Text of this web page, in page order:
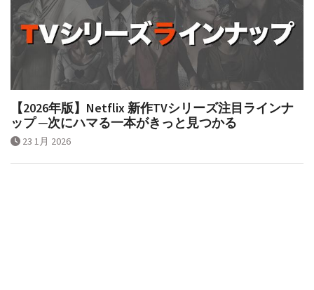
【2026年版】Netflix 新作TVシリーズ注目ラインナ
ップ ─次にハマる一本がきっと見つかる
23 1月 2026